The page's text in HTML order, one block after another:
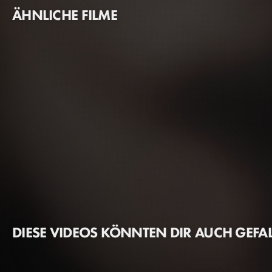
ÄHNLICHE FILME
DIESE VIDEOS KÖNNTEN DIR AUCH